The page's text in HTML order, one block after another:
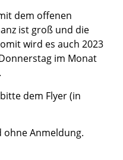
dem offenen
ist groß und die
wird es auch 2023
im Monat
dem Flyer (in
Anmeldung.